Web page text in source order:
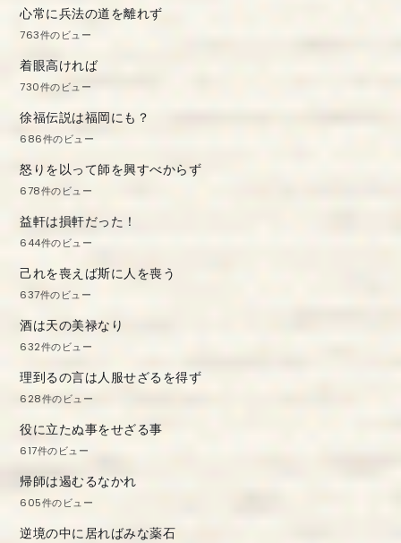
心常に兵法の道を離れず
763件のビュー
着眼高ければ
730件のビュー
徐福伝説は福岡にも？
686件のビュー
怒りを以って師を興すべからず
678件のビュー
益軒は損軒だった！
644件のビュー
己れを喪えば斯に人を喪う
637件のビュー
酒は天の美禄なり
632件のビュー
理到るの言は人服せざるを得ず
628件のビュー
役に立たぬ事をせざる事
617件のビュー
帰師は遏むるなかれ
605件のビュー
逆境の中に居ればみな薬石